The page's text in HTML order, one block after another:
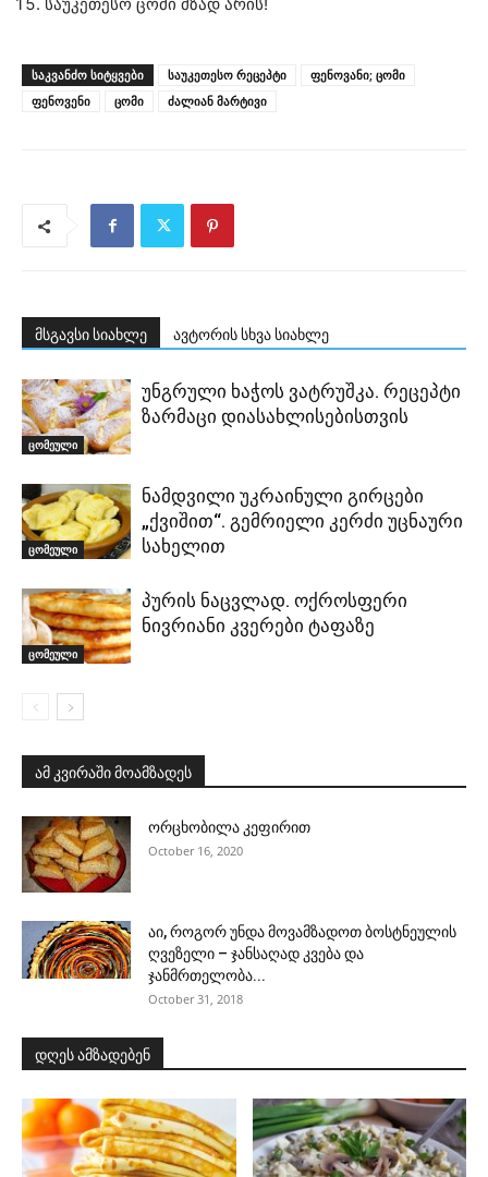
საუკეთესო ცომი მზად არის!
ᲡᲐᲙᲕᲐᲜᲫᲝ ᲡᲘᲢᲧᲕᲔᲑᲘ საუკეთესო რეცეპტი
ფენოვანი; ცომი
ფენოვენი
ცომი ძალიან მარტივი
მსგავსი სიახლე ავტორის სხვა სიახლე
ცომეული
უნგრული ხაჭოს ვატრუშკა. რეცეპტი
ზარმაცი დიასახლისებისთვის
ცომეული
ნამდვილი უკრაინული გირცები
„ქვიშით“. გემრიელი კერძი უცნაური
სახელით
ცომეული
პურის ნაცვლად. ოქროსფერი
ნივრიანი კვერები ტაფაზე
ამ კვირაში მოამზადეს
ორცხობილა კეფირით
October 16, 2020
აი, როგორ უნდა მოვამზადოთ ბოსტნეულის
ღვეზელი – ჯანსაღად კვება და
ჯანმრთელობა...
October 31, 2018
დღეს ამზადებენ